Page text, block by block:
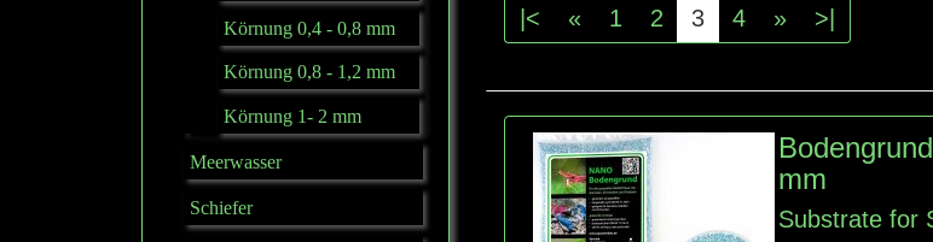
|< « 1 2 3 4 » >|
mm
Substrate for
Körnung 0,4 - 0,8 mm
Körnung 0,8 - 1,2 mm
Körnung 1- 2 mm
Meerwasser
Schiefer